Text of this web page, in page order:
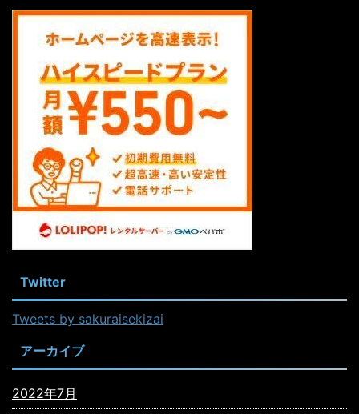
Twitter
Tweets by sakuraisekizai
アーカイブ
2022年7月